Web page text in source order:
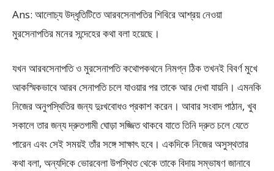
Ans: আলােচ্য উদ্ধৃতিটিতে আরবসেনাপতির শিবিরে আশ্রয় নেওয়া
মুরসেনাপতির মনের সন্দেহের কথা বলা হয়েছে।
যখন আরবসেনাপতি ও মুরসেনাপতি কথােপকথনে নিমগ্ন ঠিক তখনই বিবর্ণ মুখে
আকস্মিকভাবে আরব সেনাপতি চলে যাওয়ার পর তাকে আর দেখা যায়নি। এমনকি
নিজের অনুপস্থিতির জন্য দুঃখবােধও প্রকাশ করেন। আবার সংবাদ পাঠান, খুব
সকালে তার জন্য দ্রুতগামী ঘােড়া সজ্জিত থাকবে যাতে তিনি দ্রুত চলে যেতে
পারেন এবং সেই সময়ই তাঁর সঙ্গে সাক্ষাৎ হবে। একদিকে নিজের অসুস্থতার
কথা বলা, অন্যদিকে ভােরবেলা উপস্থিত থেকে তাকে বিদায় সম্ভাষণ জানাবে